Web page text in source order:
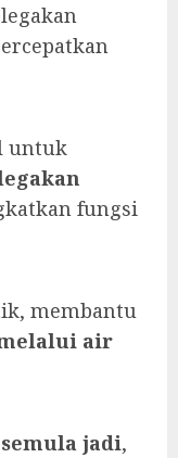
untuk
fungsi
membantu
air
jadi,